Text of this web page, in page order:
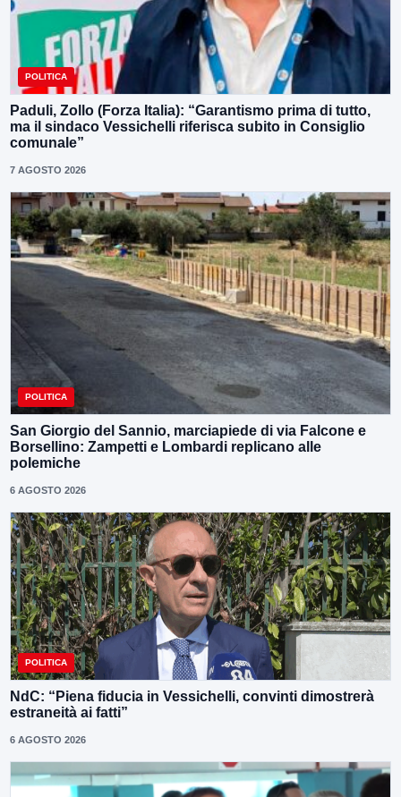
POLITICA
Paduli, Zollo (Forza Italia): “Garantismo prima di tutto,
ma il sindaco Vessichelli riferisca subito in Consiglio
comunale”
7 AGOSTO 2026
POLITICA
San Giorgio del Sannio, marciapiede di via Falcone e
Borsellino: Zampetti e Lombardi replicano alle
polemiche
6 AGOSTO 2026
POLITICA
NdC: “Piena fiducia in Vessichelli, convinti dimostrerà
estraneità ai fatti”
6 AGOSTO 2026